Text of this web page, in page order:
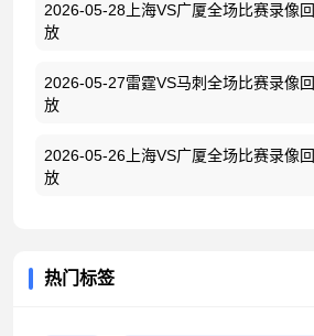
2026-05-28上海VS广厦全场比赛录像回
放
2026-05-27雷霆VS马刺全场比赛录像回
放
2026-05-26上海VS广厦全场比赛录像回
放
热门标签